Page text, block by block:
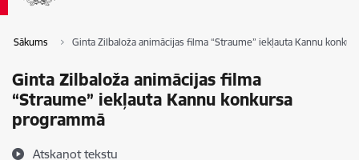
Sākums Ginta Zilbaloža animācijas filma “Straume” iekļauta Kannu
Ginta Zilbaloža animācijas filma
“Straume” iekļauta Kannu konkursa
programmā
Atskaņot tekstu